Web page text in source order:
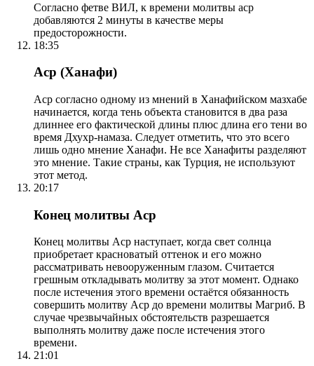
Согласно фетве ВИЛ, к времени молитвы аср
добавляются 2 минуты в качестве меры
предосторожности.
18:35
Аср (Ханафи)
Аср согласно одному из мнений в Ханафийском мазхабе
начинается, когда тень объекта становится в два раза
длиннее его фактической длины плюс длина его тени во
время Дхухр-намаза. Следует отметить, что это всего
лишь одно мнение Ханафи. Не все Ханафиты разделяют
это мнение. Такие страны, как Турция, не используют
этот метод.
20:17
Конец молитвы Аср
Конец молитвы Аср наступает, когда свет солнца
приобретает красноватый оттенок и его можно
рассматривать невооруженным глазом. Считается
грешным откладывать молитву за этот момент. Однако
после истечения этого времени остаётся обязанность
совершить молитву Аср до времени молитвы Магриб. В
случае чрезвычайных обстоятельств разрешается
выполнять молитву даже после истечения этого
времени.
21:01